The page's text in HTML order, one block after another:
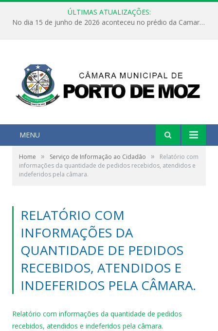
ÚLTIMAS ATUALIZAÇÕES:
No dia 15 de junho de 2026 aconteceu no prédio da Camara Municipal de Porto de Moz /Pará a Sessão Ordinária
MENU
Home » Serviço de Informação ao Cidadão »
Relatório com
informações da quantidade de pedidos recebidos, atendidos e
indeferidos pela câmara.
RELATÓRIO COM
INFORMAÇÕES DA
QUANTIDADE DE PEDIDOS
RECEBIDOS, ATENDIDOS E
INDEFERIDOS PELA CÂMARA.
Relatório com informações da quantidade de pedidos
recebidos, atendidos e indeferidos pela câmara.